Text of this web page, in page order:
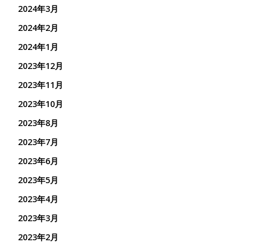
2024年3月
2024年2月
2024年1月
2023年12月
2023年11月
2023年10月
2023年8月
2023年7月
2023年6月
2023年5月
2023年4月
2023年3月
2023年2月